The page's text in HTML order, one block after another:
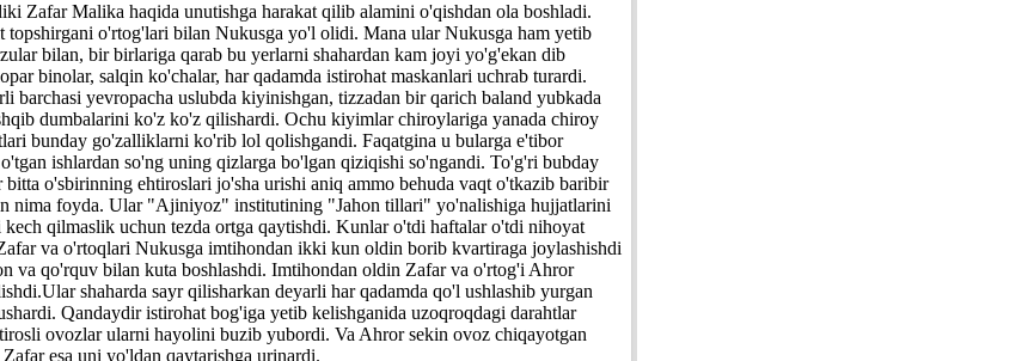
Zafar Malika haqida unutishga harakat qilib alamini o'qishdan ola boshladi.
o'rtog'lari bilan Nukusga yo'l olidi. Mana ular Nukusga ham yetib
bilan, bir birlariga qarab bu yerlarni shahardan kam joyi yo'g'ekan dib
binolar, salqin ko'chalar, har qadamda istirohat maskanlari uchrab turardi.
barchasi yevropacha uslubda kiyinishgan, tizzadan bir qarich baland yubkada
dumbalarini ko'z ko'z qilishardi. Ochu kiyimlar chiroylariga yanada chiroy
bunday go'zalliklarni ko'rib lol qolishgandi. Faqatgina u bularga e'tibor
ishlardan so'ng uning qizlarga bo'lgan qiziqishi so'ngandi. To'g'ri bubday
o'sbirinning ehtiroslari jo'sha urishi aniq ammo behuda vaqt o'tkazib baribir
nima foyda. Ular "Ajiniyoz" institutining "Jahon tillari" yo'nalishiga hujjatlarini
qilmaslik uchun tezda ortga qaytishdi. Kunlar o'tdi haftalar o'tdi nihoyat
va o'rtoqlari Nukusga imtihondan ikki kun oldin borib kvartiraga joylashishdi
va qo'rquv bilan kuta boshlashdi. Imtihondan oldin Zafar va o'rtog'i Ahror
shaharda sayr qilisharkan deyarli har qadamda qo'l ushlashib yurgan
Qandaydir istirohat bog'iga yetib kelishganida uzoqroqdagi darahtlar
ovozlar ularni hayolini buzib yubordi. Va Ahror sekin ovoz chiqayotgan
esa uni yo'ldan qaytarishga urinardi.